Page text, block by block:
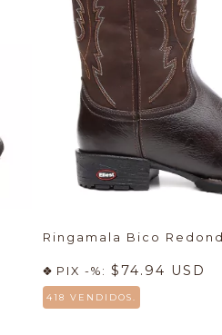
Ringamala Bico
PIX -%: $74.94 USD
418 VENDIDOS.